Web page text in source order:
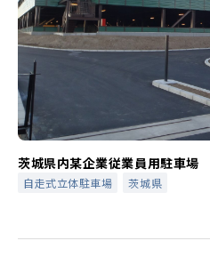
茨城県内某企業従業員用駐車場
自走式立体駐車場 茨城県